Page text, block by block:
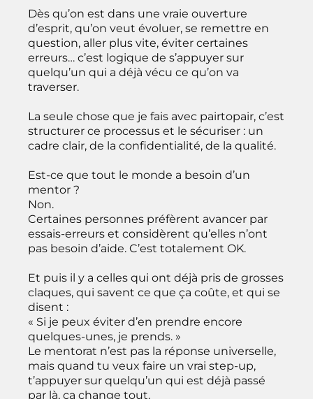
Dès qu’on est dans une vraie ouverture
d’esprit, qu’on veut évoluer, se remettre en
question, aller plus vite, éviter certaines
erreurs… c’est logique de s’appuyer sur
quelqu’un qui a déjà vécu ce qu’on va
traverser.
La seule chose que je fais avec pairtopair, c’est
structurer ce processus et le sécuriser : un
cadre clair, de la confidentialité, de la qualité.
Est-ce que tout le monde a besoin d’un
mentor ?
Non.
Certaines personnes préfèrent avancer par
essais-erreurs et considèrent qu’elles n’ont
pas besoin d’aide. C’est totalement OK.
Et puis il y a celles qui ont déjà pris de grosses
claques, qui savent ce que ça coûte, et qui se
disent :
« Si je peux éviter d’en prendre encore
quelques-unes, je prends. »
Le mentorat n’est pas la réponse universelle,
mais quand tu veux faire un vrai step-up,
t’appuyer sur quelqu’un qui est déjà passé
par là, ça change tout.